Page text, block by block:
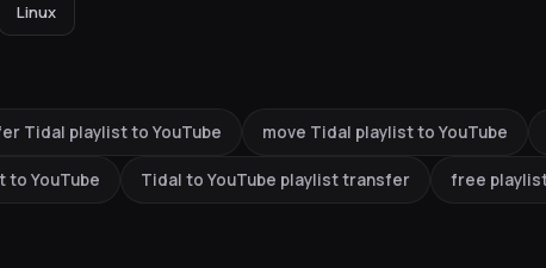
Linux
Tidal playlist to YouTube move Tidal playlist to YouTube
to YouTube Tidal to YouTube playlist transfer free